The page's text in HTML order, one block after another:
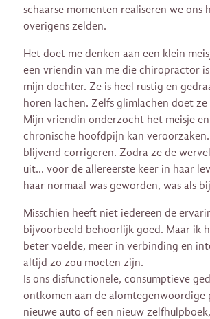
schaarse momenten realiseren we
overigens zelden.
Het doet me denken aan een klein
een vriendin van me die chiropractor
mijn dochter. Ze is heel rustig en
horen lachen. Zelfs glimlachen doet ze
Mijn vriendin onderzocht het meisje
chronische hoofdpijn kan
blijvend corrigeren. Zodra ze de
uit… voor de allereerste keer in haar
haar normaal was geworden, was als
Misschien heeft niet iedereen de
bijvoorbeeld behoorlijk goed. Maar ik
beter voelde, meer in verbinding en
altijd zo zou moeten zijn.
Is ons disfunctionele, consumptieve
ontkomen aan de alomtegenwoordige
nieuwe auto of een nieuw